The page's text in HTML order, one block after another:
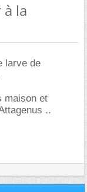
la
larve de
maison et
..